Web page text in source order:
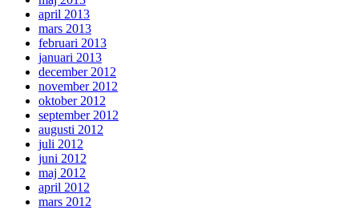
april 2013
mars 2013
februari 2013
januari 2013
december 2012
november 2012
oktober 2012
september 2012
augusti 2012
juli 2012
juni 2012
maj 2012
april 2012
mars 2012